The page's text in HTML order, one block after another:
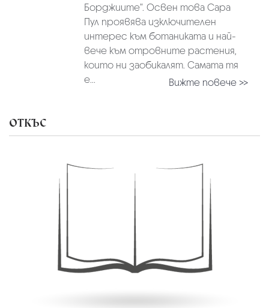
Борджиите”. Освен това Сара
Пул проявява изключителен
интерес към ботаниката и най-
вече към отровните растения,
които ни заобикалят. Самата тя
е...
Вижте повече >>
ОТКЪС